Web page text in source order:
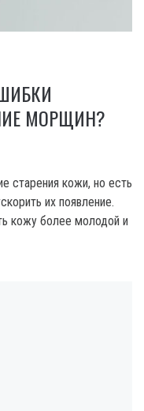
МОРЩИН?
старения кожи, но есть
их появление.
кожу более молодой и